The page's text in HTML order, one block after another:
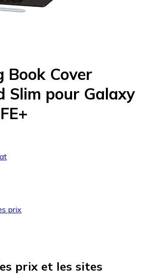
Book Cover
Slim pour Galaxy
prix
prix et les sites